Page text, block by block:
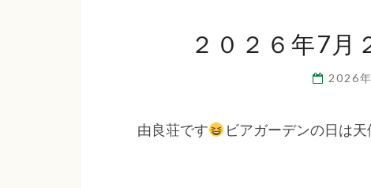
２０２６年7
2026
由良荘です ビアガーデンの日は